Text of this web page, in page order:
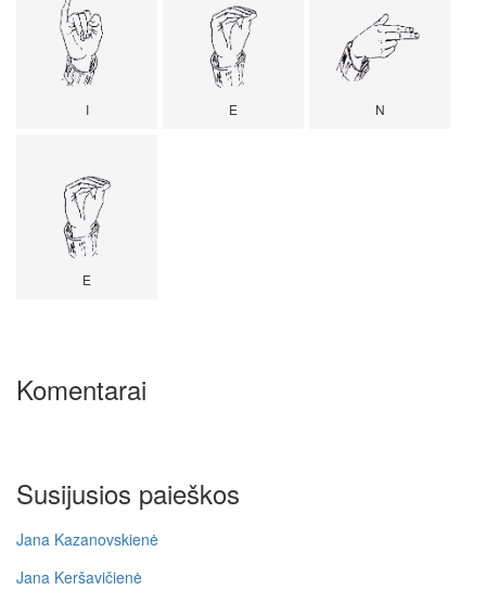
I E N
E
Komentarai
Susijusios paieškos
Jana Kazanovskienė
Jana Keršavičienė